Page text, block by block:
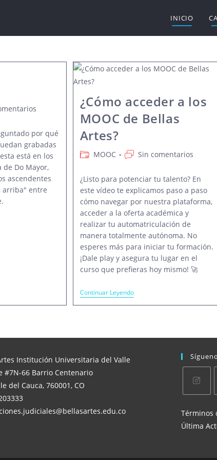
INICIO
por qué
grabadas
está en los
de Do Mayor,
ascendentes
arriba" entre
¿Cómo acceder a los
MOOC de Bellas
Artes?
Categoría
la
entrada:
MOOC
Comentarios
la
entrada:
Sin comentarios
¿Listo para potenciar tu talento? En
este vídeo te explicamos paso a paso
cómo navegar por nuestra plataforma,
acceder a la oferta académica y
realizar tu automatriculación de
manera totalmente autónoma. No
esperes más para iniciar tu formación.
¡Dale play y asegura tu lugar en el
curso que prefieras hoy mismo! 🚀
Continuar Leyendo¿Cómo
Acceder
A
Institución Universitaria del Valle
#7N-66 Barrio Centenario
del Cauca, 760001, CO
abre
en
Términos
Última